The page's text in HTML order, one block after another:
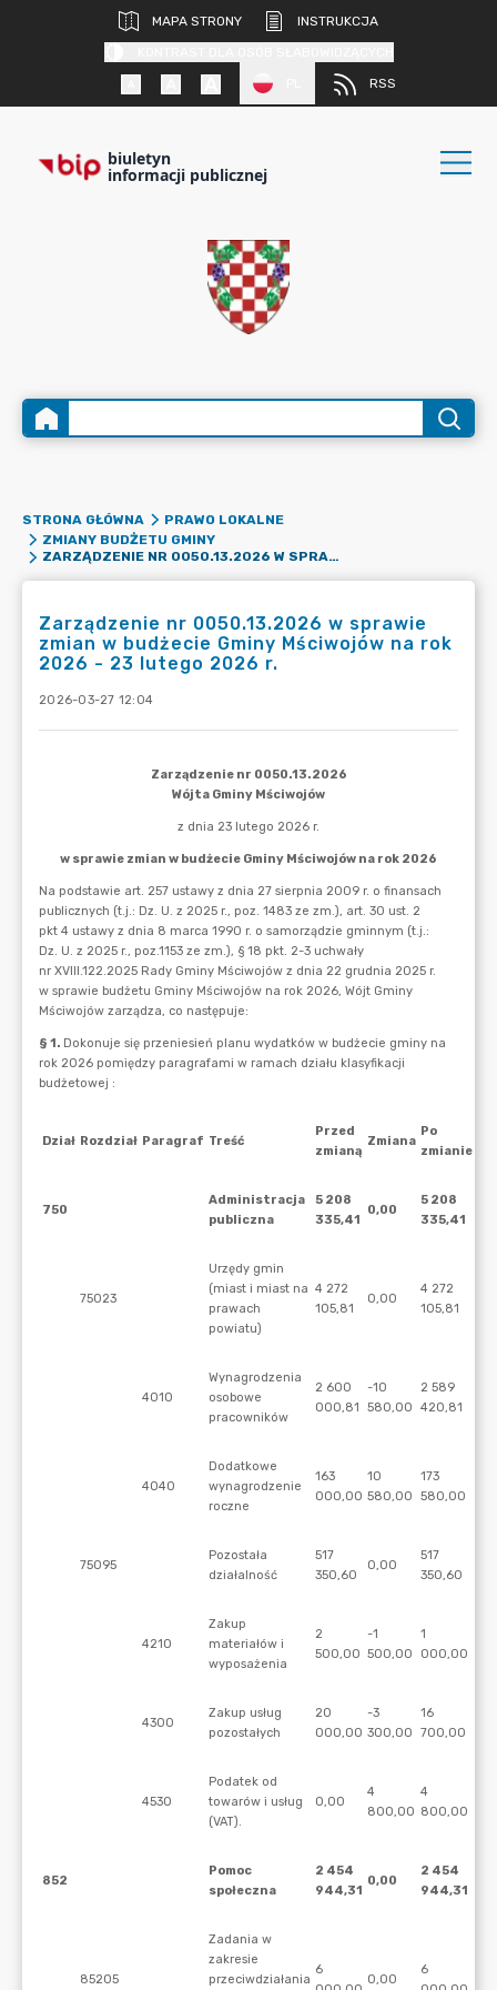
MAPA STRONY
INSTRUKCJA
RSS
biuletyn
informacji publicznej
STRONA GŁÓWNA
PRAWO LOKALNE
ZMIANY BUDŻETU GMINY
ZARZĄDZENIE NR 0050.13.2026 W SPRAWIE ZMIAN W BUDŻECIE GMINY MŚCIWOJÓW NA ROK 2026 - 23 LUTEGO 2026 R.
Zarządzenie nr 0050.13.2026 w sprawie
zmian w budżecie Gminy Mściwojów na rok
2026 - 23 lutego 2026 r.
2026-03-27 12:04